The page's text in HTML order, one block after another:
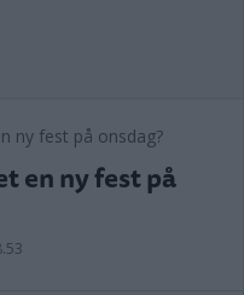
en ny fest på